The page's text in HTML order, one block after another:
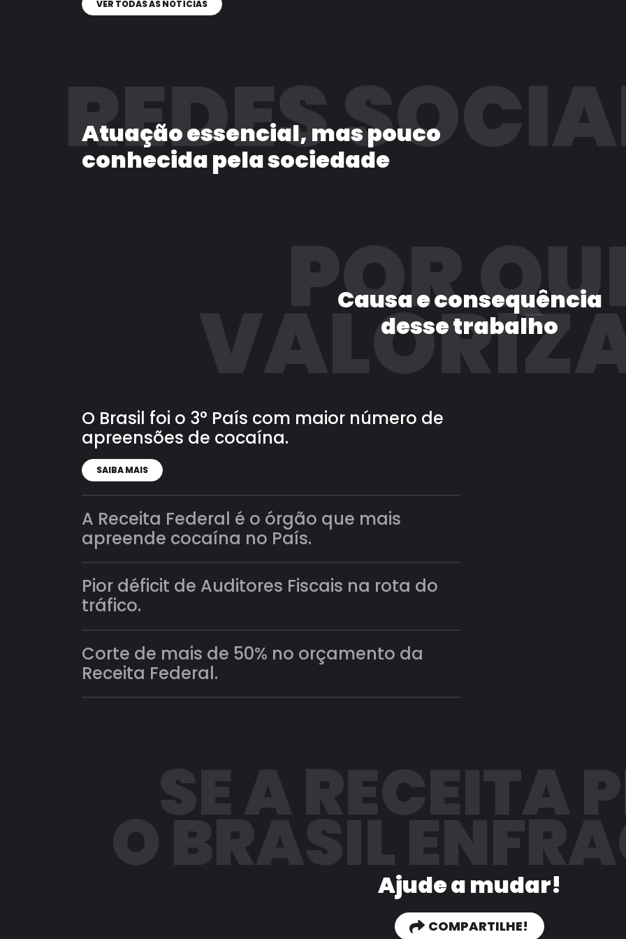
VER TODAS AS NOTÍCIAS
REDES
Atuação essencial, mas pouco
conhecida pela sociedade
POR
Causa e consequência
desse trabalho
O Brasil foi o 3° País com maior número de
apreensões de cocaína.
SAIBA MAIS
A Receita Federal é o órgão que mais
apreende cocaína no País.
Pior déficit de Auditores Fiscais na rota do
tráfico.
Corte de mais de 50% no orçamento da
Receita Federal.
Ajude a mudar!
COMPARTILHE!